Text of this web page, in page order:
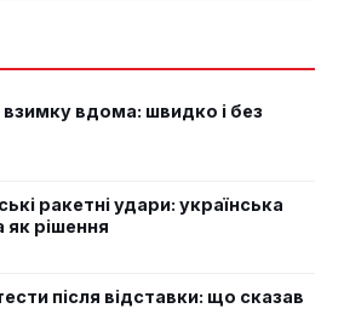
взимку вдома: швидко і без
ракетні удари: українська
як рішення
після відставки: що сказав